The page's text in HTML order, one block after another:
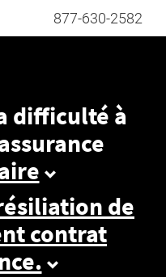
877-630-2582
difficulté à
de
contrat